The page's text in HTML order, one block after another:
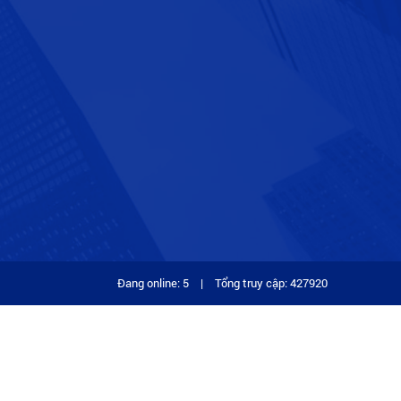
Đang online: 5 | Tổng truy cập: 427920